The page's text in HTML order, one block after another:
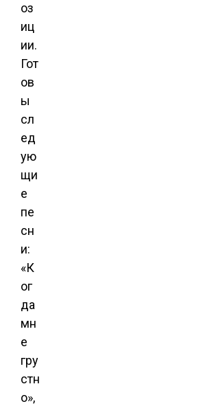
оз
иц
ии.
Гот
ов
ы
сл
ед
ую
щи
е
пе
сн
и:
«К
ог
да
мн
е
гру
стн
о»,